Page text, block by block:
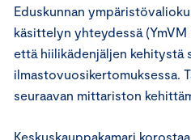
Eduskunnan
käsittelyn yhteydessä
että hiilikädenjäljen kehitystä
ilmastovuosikertomuksessa.
seuraavan mittariston
Keskuskauppakamari